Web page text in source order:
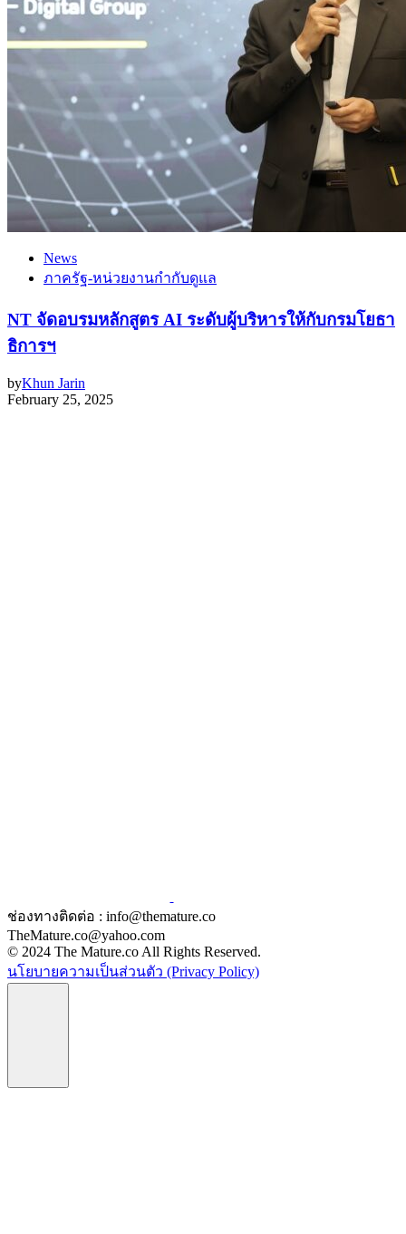
News
ภาครัฐ-หน่วยงานกำกับดูแล
NT จัดอบรมหลักสูตร AI ระดับผู้บริหารให้กับกรมโยธา
ธิการฯ
byKhun Jarin
February 25, 2025
ช่องทางติดต่อ : info@themature.co
TheMature.co@yahoo.com
© 2024 The Mature.co All Rights Reserved.
นโยบายความเป็นส่วนตัว (Privacy Policy)